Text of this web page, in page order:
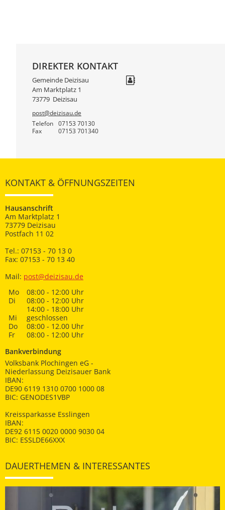
DIREKTER KONTAKT
Gemeinde Deizisau
Am Marktplatz 1
73779 Deizisau
post@deizisau.de
Telefon
07153 70130
Fax 07153 701340
KONTAKT & ÖFFNUNGSZEITEN
Hausanschrift
Am Marktplatz 1
73779 Deizisau
Postfach 11 02
Tel.: 07153 - 70 13 0
Fax: 07153 - 70 13 40
Mail: post@deizisau.de
Mo
08:00 - 12:00 Uhr
Di
08:00 - 12:00 Uhr
14:00 - 18:00 Uhr
Mi
geschlossen
Do
08:00 - 12.00 Uhr
Fr
08:00 - 12:00 Uhr
Bankverbindung
Volksbank Plochingen eG -
Niederlassung Deizisauer Bank
IBAN:
DE90 6119 1310 0700 1000 08
BIC: GENODES1VBP
Kreissparkasse Esslingen
IBAN:
DE92 6115 0020 0000 9030 04
BIC: ESSLDE66XXX
DAUERTHEMEN & INTERESSANTES